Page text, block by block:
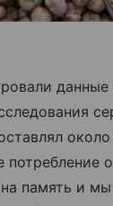
данные
на память и